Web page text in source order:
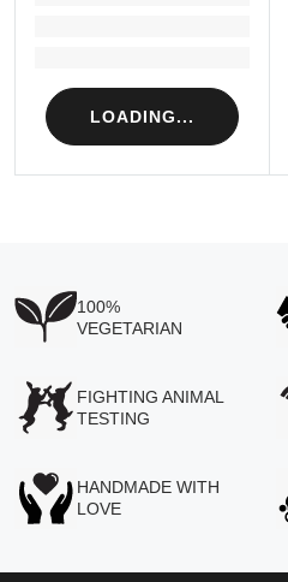
LOADING...
100%
VEGETARIAN
FIGHTING ANIMAL
TESTING
HANDMADE WITH
LOVE